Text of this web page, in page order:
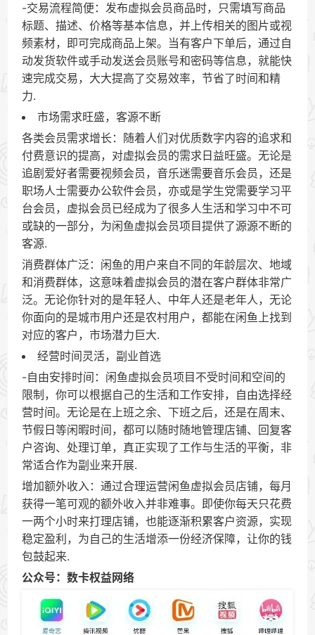
-交易流程简便：发布虚拟会员商品时，只需填写商品
标题、描述、价格等基本信息，并上传相关的图片或视
频素材，即可完成商品上架。当有客户下单后，通过自
动发货软件或手动发送会员账号和密码等信息，就能快
速完成交易，大大提高了交易效率，节省了时间和精
力.
市场需求旺盛，客源不断
各类会员需求增长：随着人们对优质数字内容的追求和
付费意识的提高，对虚拟会员的需求日益旺盛。无论是
追剧爱好者需要视频会员，音乐迷需要音乐会员，还是
职场人士需要办公软件会员，亦或是学生党需要学习平
台会员，虚拟会员已经成为了很多人生活和学习中不可
或缺的一部分，为闲鱼虚拟会员项目提供了源源不断的
客源.
消费群体广泛：闲鱼的用户来自不同的年龄层次、地域
和消费群体，这意味着虚拟会员的潜在客户群体非常广
泛。无论你针对的是年轻人、中年人还是老年人，无论
你面向的是城市用户还是农村用户，都能在闲鱼上找到
对应的客户，市场潜力巨大.
经营时间灵活，副业首选
-自由安排时间：闲鱼虚拟会员项目不受时间和空间的
限制，你可以根据自己的生活和工作安排，自由选择经
营时间。无论是在上班之余、下班之后，还是在周末、
节假日等闲暇时间，都可以随时随地管理店铺、回复客
户咨询、处理订单，真正实现了工作与生活的平衡，非
常适合作为副业来开展.
增加额外收入：通过合理运营闲鱼虚拟会员店铺，每月
获得一笔可观的额外收入并非难事。即使你每天只花费
一两个小时来打理店铺，也能逐渐积累客户资源，实现
稳定盈利，为自己的生活增添一份经济保障，让你的钱
包鼓起来.
公众号：数卡权益网络